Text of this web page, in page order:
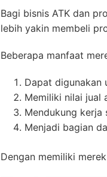
Bagi bisnis ATK dan
lebih yakin membeli
Beberapa manfaat
Dapat digunakan
Memiliki nilai jual
Mendukung kerja
Menjadi bagian
Dengan memiliki